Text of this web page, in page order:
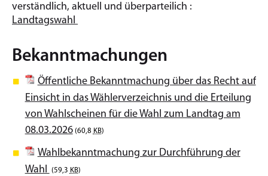
verständlich, aktuell und überparteilich :
Landtagswahl
Bekanntmachungen
Öffentliche Bekanntmachung über das Recht auf
Einsicht in das Wählerverzeichnis und die Erteilung
von Wahlscheinen für die Wahl zum Landtag am
08.03.2026(60,8 KB)
Wahlbekanntmachung zur Durchführung der
Wahl
(59,3 KB)